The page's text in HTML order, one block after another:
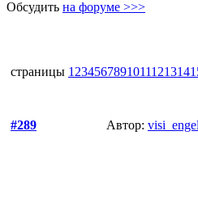
Обсудить на форуме >>>
страницы 1 234567891011121314
#289 Автор: